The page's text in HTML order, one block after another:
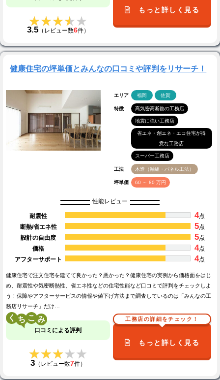
★★★★★
★★★★★
3.5（レビュー数6件）
もっと詳しく見る
健康住宅の坪単価とみんなの口コミや評判をリサーチ！
エリア 福岡 佐賀
特徴 高気密高断熱の工務店
地震に強い工務店
省エネ・創エネ・エコ住宅が得
意な工務店
スーパー工務店
工法 木造（軸組・パネル工法）
坪単価 60 ～ 80 万円
性能レビュー
耐震性 4点
断熱/省エネ性
5点
設計の自由度
5点
価格
4点
アフターサポート
4点
健康住宅で注文住宅を建てて良かった？悪かった？健康住宅の実例から価格面をはじ
め、耐震性や気密断熱性、省エネ性などの住宅性能など口コミで評判をチェックしよ
う！保障やアフターサービスの情報や値下げ方法まで調査しているのは「みんなの工
務店リサーチ」だけ…
く こ
口コミによる評判
★★★★★
★★★★★
3（レビュー数7件）
工務店の詳細をチェック！
もっと詳しく見る